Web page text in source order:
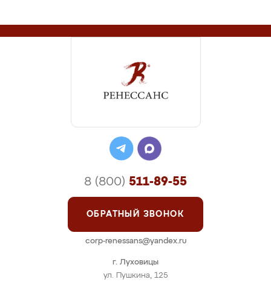
г. Луховицы
ул. Пушкина, 125
8 (800) 511-89-55
ОБРАТНЫЙ ЗВОНОК
corp-renessans@yandex.ru